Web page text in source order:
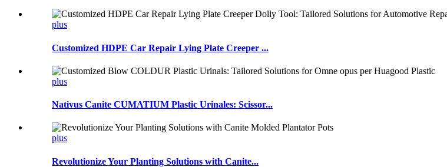
plus
Customized HDPE Car Repair Lying Plate Creeper ...
plus
Nativus Canite CUMATIUM Plastic Urinales: Scissor...
plus
Revolutionize Your Planting Solutions with Canite...